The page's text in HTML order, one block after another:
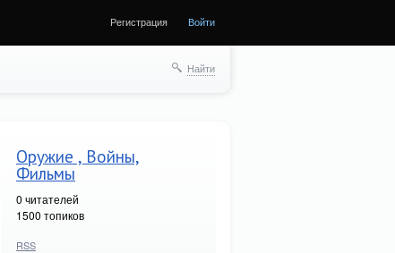
Регистрация Войти
Найти
Оружие , Войны,
Фильмы
0 читателей
1500 топиков
RSS